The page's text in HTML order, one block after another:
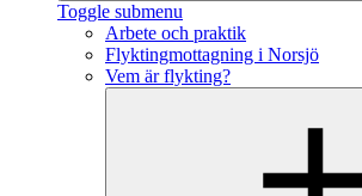
Toggle submenu
Arbete och praktik
Flyktingmottagning i Norsjö
Vem är flykting?